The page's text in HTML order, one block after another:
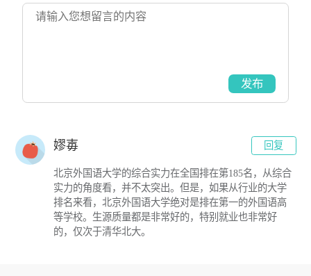
发布
嫪毐 回复
北京外国语大学的综合实力在全国排在第185名，从综合
实力的角度看，并不太突出。但是，如果从行业的大学
排名来看，北京外国语大学绝对是排在第一的外国语高
等学校。生源质量都是非常好的，特别就业也非常好
的，仅次于清华北大。